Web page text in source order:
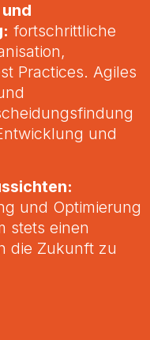
fortschrittliche
Practices. Agiles
und
und Optimierung
stets einen
die Zukunft zu